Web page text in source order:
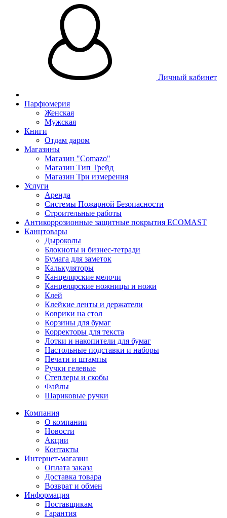
Личный кабинет
Парфюмерия
Женская
Мужская
Книги
Отдам даром
Магазины
Магазин "Comazo"
Магазин Тип Трейд
Магазин Три измерения
Услуги
Аренда
Системы Пожарной Безопасности
Строительные работы
Антикоррозионные защитные покрытия ECOMAST
Канцтовары
Дыроколы
Блокноты и бизнес-тетради
Бумага для заметок
Калькуляторы
Канцелярские мелочи
Канцелярские ножницы и ножи
Клей
Клейкие ленты и держатели
Коврики на стол
Корзины для бумаг
Корректоры для текста
Лотки и накопители для бумаг
Настольные подставки и наборы
Печати и штампы
Ручки гелевые
Степлеры и скобы
Файлы
Шариковые ручки
Компания
О компании
Новости
Акции
Контакты
Интернет-магазин
Оплата заказа
Доставка товара
Возврат и обмен
Информация
Поставщикам
Гарантия